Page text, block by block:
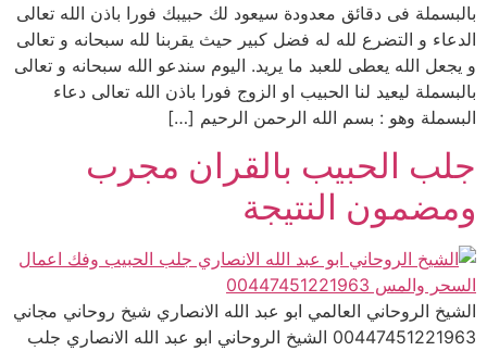
بالبسملة فى دقائق معدودة سيعود لك حبيبك فورا باذن الله تعالى
الدعاء و التضرع لله له فضل كبير حيث يقربنا لله سبحانه و تعالى
و يجعل الله يعطى للعبد ما يريد. اليوم سندعو الله سبحانه و تعالى
بالبسملة ليعيد لنا الحبيب او الزوج فورا باذن الله تعالى دعاء
البسملة وهو : بسم الله الرحمن الرحيم […]
جلب الحبيب بالقران مجرب
ومضمون النتيجة
الشيخ الروحاني العالمي ابو عبد الله الانصاري شيخ روحاني مجاني
00447451221963 الشيخ الروحاني ابو عبد الله الانصاري جلب